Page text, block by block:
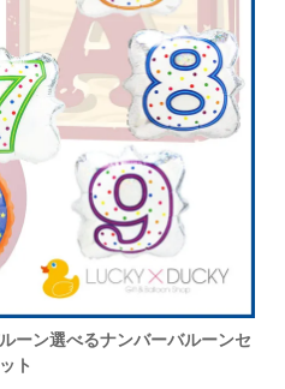
ーン選べるナンバーバルーンセ
ット